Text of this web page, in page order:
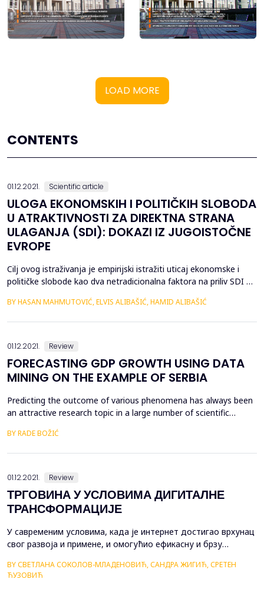
LOAD MORE
CONTENTS
01.12.2021. Scientific article
ULOGA EKONOMSKIH I POLITIČKIH SLOBODA
U ATRAKTIVNOSTI ZA DIREKTNA STRANA
ULAGANJA (SDI): DOKAZI IZ JUGOISTOČNE
EVROPE
Cilj ovog istraživanja je empirijski istražiti uticaj ekonomske i
političke slobode kao dva netradicionalna faktora na priliv SDI u
godine. Shodno tome, hipoteza studije je da je visok nivo
BY HASAN MAHMUTOVIĆ, ELVIS ALIBAŠIĆ, HAMID ALIBAŠIĆ
01.12.2021. Review
FORECASTING GDP GROWTH USING DATA
MINING ON THE EXAMPLE OF SERBIA
Predicting the outcome of various phenomena has always been
an attractive research topic in a large number of scientific
econometrics provides various models for predicting indicators
BY RADE BOŽIĆ
01.12.2021. Review
ТРГОВИНА У УСЛОВИМА ДИГИТАЛНЕ
ТРАНСФОРМАЦИЈЕ
У савременим условима, када је интернет достигао врхунац
свог развоја и примене, и омогућио ефикасну и брзу
захтевају прилагођавање новонасталим околностима.
Отвара се пут ка новој дигиталној-интернет економији.
BY СВЕТЛАНА СОКОЛОВ-МЛАДЕНОВИЋ, САНДРА ЖИГИЋ, СРЕТЕН
ЋУЗОВИЋ